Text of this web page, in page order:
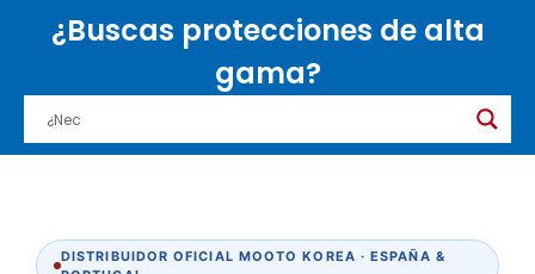
¿Buscas protecciones de alta
gama?
DISTRIBUIDOR OFICIAL MOOTO KOREA · ESPAÑA &